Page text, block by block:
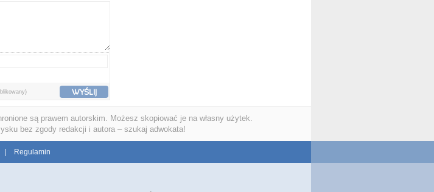
WYŚLIJ
są prawem autorskim. Możesz skopiować je na własny użytek.
bez zgody redakcji i autora – szukaj adwokata!
Regulamin